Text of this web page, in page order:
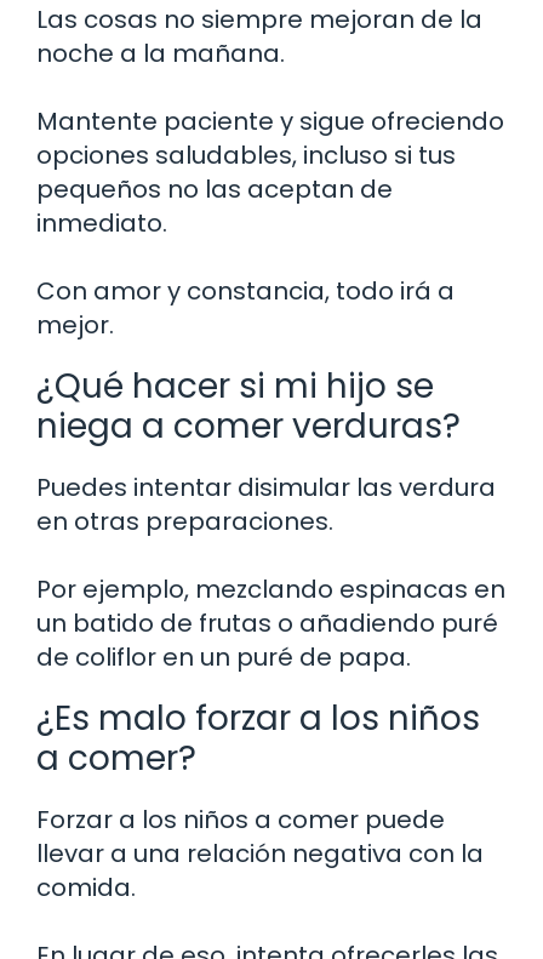
Las cosas no siempre mejoran de la
noche a la mañana.
Mantente paciente y sigue ofreciendo
opciones saludables, incluso si tus
pequeños no las aceptan de
inmediato.
Con amor y constancia, todo irá a
mejor.
¿Qué hacer si mi hijo se
niega a comer verduras?
Puedes intentar disimular las verdura
en otras preparaciones.
Por ejemplo, mezclando espinacas en
un batido de frutas o añadiendo puré
de coliflor en un puré de papa.
¿Es malo forzar a los niños
a comer?
Forzar a los niños a comer puede
llevar a una relación negativa con la
comida.